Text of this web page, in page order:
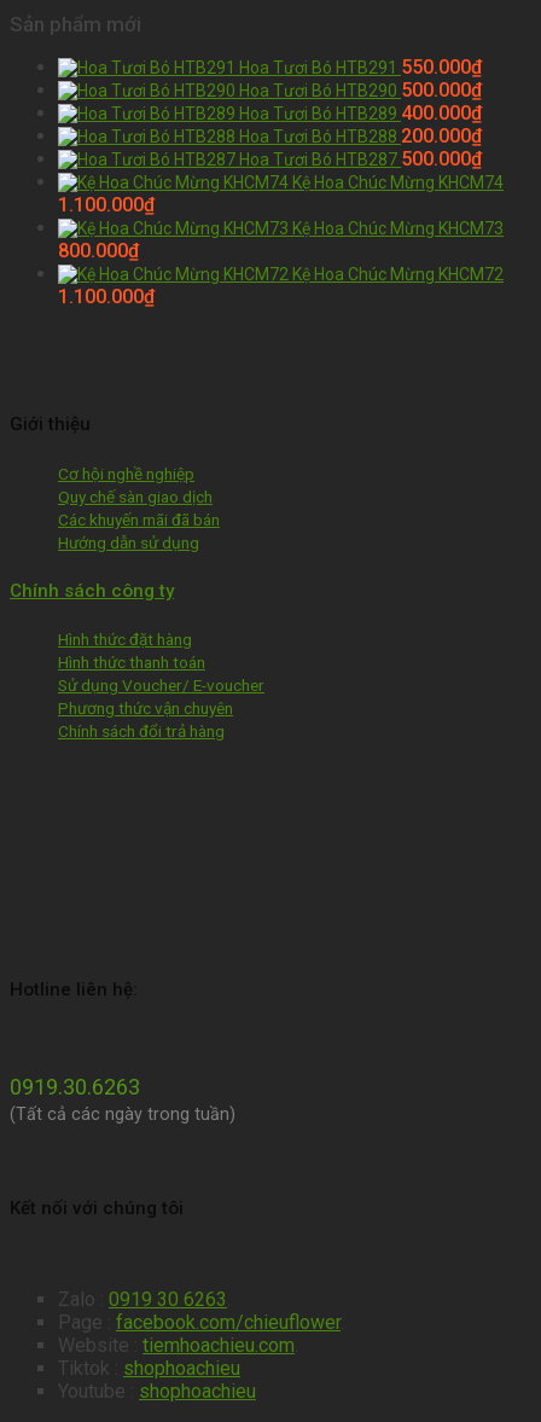
Sản phẩm mới
Hoa Tươi Bó HTB291 550.000₫
Hoa Tươi Bó HTB290 500.000₫
Hoa Tươi Bó HTB289 400.000₫
Hoa Tươi Bó HTB288 200.000₫
Hoa Tươi Bó HTB287 500.000₫
Kệ Hoa Chúc Mừng KHCM74
1.100.000₫
Kệ Hoa Chúc Mừng KHCM73
800.000₫
Kệ Hoa Chúc Mừng KHCM72
1.100.000₫
Giới thiệu
Cơ hội nghề nghiệp
Quy chế sàn giao dịch
Các khuyến mãi đã bán
Hướng dẫn sử dụng
Chính sách công ty
Hình thức đặt hàng
Hình thức thanh toán
Sử dụng Voucher/ E-voucher
Phương thức vận chuyên
Chính sách đổi trả hàng
Hotline liên hệ:
0919.30.6263
(Tất cả các ngày trong tuần)
Kết nối với chúng tôi
Zalo : 0919 30 6263.
Page : facebook.com/chieuflower.
Website : tiemhoachieu.com.
Tiktok : shophoachieu
Youtube : shophoachieu